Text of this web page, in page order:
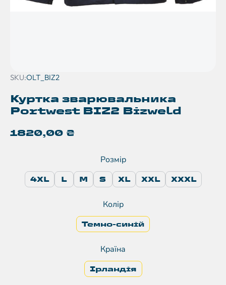
SKU:OLT_BIZ2
Куртка зварювальника
Portwest BIZ2 Bizweld
1820,00 ₴
Розмір
4XL L M S XL XXL XXXL
Колір
Темно-синій
Країна
Ірландія